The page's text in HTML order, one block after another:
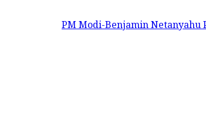
PM Modi-Benjamin Netanyahu Phone Call: